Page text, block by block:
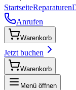
StartseiteReparaturen
Anrufen
Warenkorb
Jetzt buchen
Warenkorb
Menü öffnen